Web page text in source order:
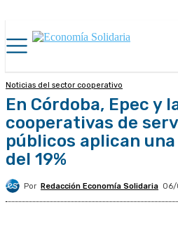
Noticias del sector cooperativo
En Córdoba, Epec y
cooperativas de
públicos aplican
del 19%
Por Redacción Economía Solidaria 06/